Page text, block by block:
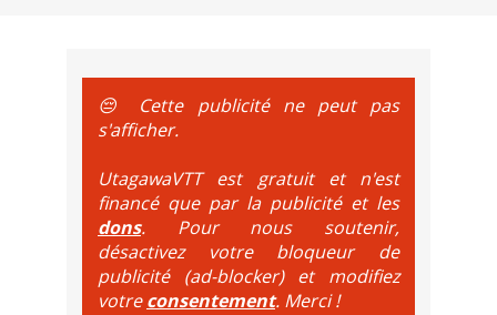
😔 Cette publicité ne peut pas
s'afficher.
UtagawaVTT est gratuit et n'est
financé que par la publicité et les
dons. Pour nous soutenir,
désactivez votre bloqueur de
publicité (ad-blocker) et modifiez
votreconsentement. Merci !